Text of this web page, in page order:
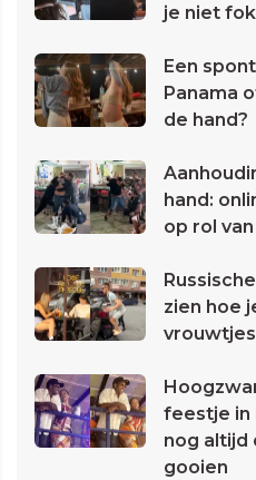
je niet
Een
Panama
de hand?
hand:
op rol
zien hoe
vrouwtjes
feestje in
nog altijd
gooien